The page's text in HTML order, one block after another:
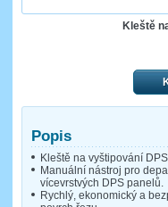
Kleště
Popis
Kleště na vyštipování
Manuální nástroj pro
vícevrstvých DPS panelů.
Rychlý, ekonomický a